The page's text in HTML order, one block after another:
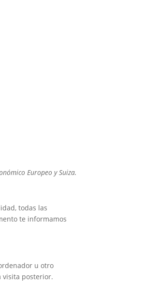
Europeo y Suiza.
todas las
te informamos
u otro
visita posterior.